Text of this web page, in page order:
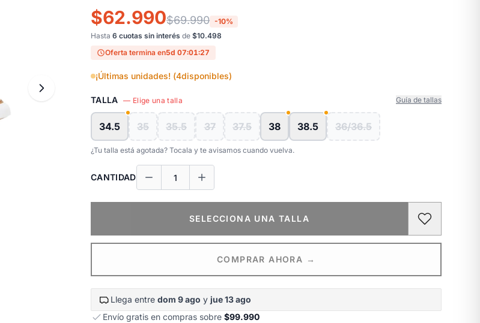
$62.990$69.990 -10%
Hasta 6 cuotas sin interés de $10.498
Oferta termina en5d 07:01:26
¡Últimas unidades! (4disponibles)
TALLA — Elige una talla Guía de tallas
34.5 35 35.5 37 37.5 38 38.5 36/36.5
¿Tu talla está agotada? Tocala y te avisamos cuando vuelva.
CANTIDAD
SELECCIONA UNA TALLA
COMPRAR AHORA →
Llega entre dom 9 ago y jue 13 ago
Envío gratis en compras sobre $99.990